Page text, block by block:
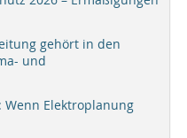
gehört in den
und
Elektroplanung